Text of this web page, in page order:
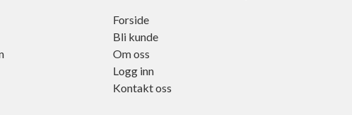
Forside
Bli kunde
Om oss
Logg inn
Kontakt oss